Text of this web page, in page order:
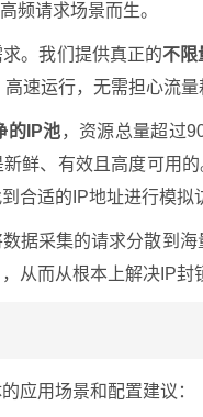
频请求场景而生。
。我们提供真正的不限
速运行，无需担心流量
的IP池，资源总量超过
鲜、有效且高度可用
合适的IP地址进行模拟
据采集的请求分散到
从而从根本上解决IP封
应用场景和配置建议：